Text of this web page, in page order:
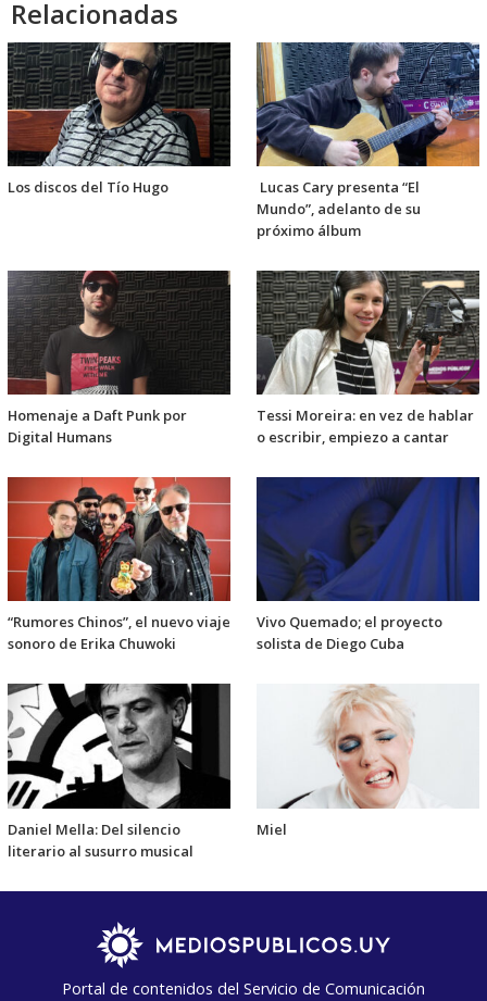
Relacionadas
Los discos del Tío Hugo
Lucas Cary presenta “El
Mundo”, adelanto de su
próximo álbum
Homenaje a Daft Punk por
Digital Humans
Tessi Moreira: en vez de hablar
o escribir, empiezo a cantar
“Rumores Chinos”, el nuevo viaje
sonoro de Erika Chuwoki
Vivo Quemado; el proyecto
solista de Diego Cuba
Daniel Mella: Del silencio
literario al susurro musical
Miel
Portal de contenidos del Servicio de Comunicación